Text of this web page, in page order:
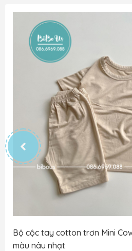
Bộ cộc tay cotton trơn Mini
màu nâu nhạt